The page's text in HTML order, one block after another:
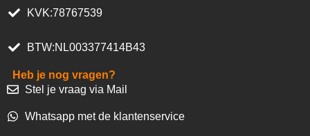
KVK:78767539
BTW:NL003377414B43
Heb je nog vragen?
Stel je vraag via Mail
Whatsapp met de klantenservice